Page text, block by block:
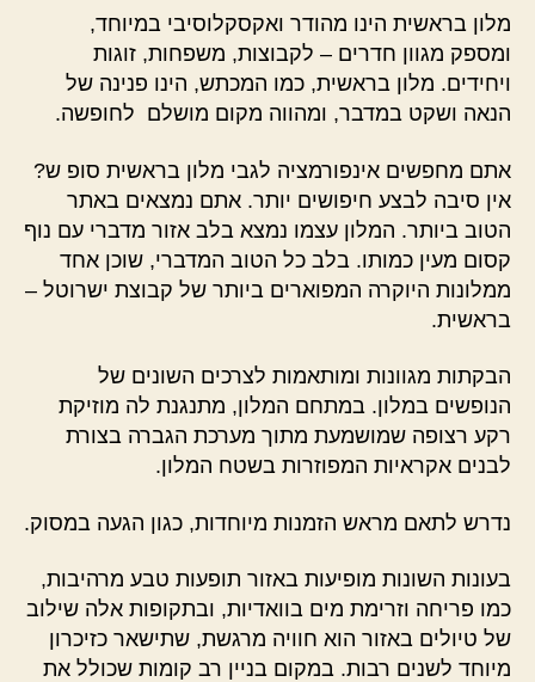
מלון בראשית הינו מהודר ואקסקלוסיבי במיוחד,
ומספק מגוון חדרים – לקבוצות, משפחות, זוגות
ויחידים. מלון בראשית, כמו המכתש, הינו פנינה של
הנאה ושקט במדבר, ומהווה מקום מושלם לחופשה.
אתם מחפשים אינפורמציה לגבי מלון בראשית סופ ש?
אין סיבה לבצע חיפושים יותר. אתם נמצאים באתר
הטוב ביותר. המלון עצמו נמצא בלב אזור מדברי עם נוף
קסום מעין כמותו. בלב כל הטוב המדברי, שוכן אחד
ממלונות היוקרה המפוארים ביותר של קבוצת ישרוטל –
בראשית.
הבקתות מגוונות ומותאמות לצרכים השונים של
הנופשים במלון. במתחם המלון, מתנגנת לה מוזיקת
רקע רצופה שמושמעת מתוך מערכת הגברה בצורת
לבנים אקראיות המפוזרות בשטח המלון.
נדרש לתאם מראש הזמנות מיוחדות, כגון הגעה במסוק.
בעונות השונות מופיעות באזור תופעות טבע מרהיבות,
כמו פריחה וזרימת מים בוואדיות, ובתקופות אלה שילוב
של טיולים באזור הוא חוויה מרגשת, שתישאר כזיכרון
מיוחד לשנים רבות. במקום בניין רב קומות שכולל את